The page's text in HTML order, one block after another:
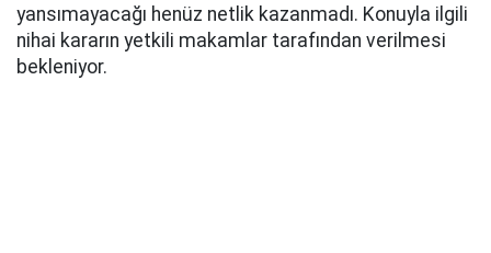
yansımayacağı henüz netlik kazanmadı. Konuyla ilgili
nihai kararın yetkili makamlar tarafından verilmesi
bekleniyor.